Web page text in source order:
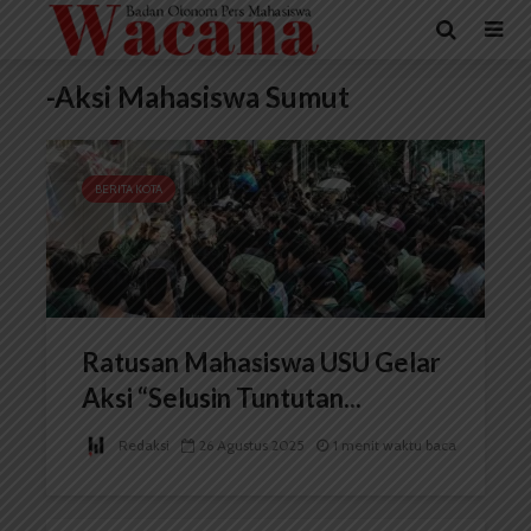
-Aksi Mahasiswa Sumut
BERITA KOTA
Ratusan Mahasiswa USU Gelar
Aksi “Selusin Tuntutan...
Redaksi 26 Agustus 2025 1 menit waktu baca